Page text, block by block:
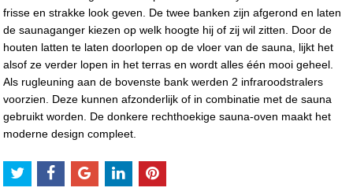
frisse en strakke look geven. De twee banken zijn afgerond en laten
de saunaganger kiezen op welk hoogte hij of zij wil zitten. Door de
houten latten te laten doorlopen op de vloer van de sauna, lijkt het
alsof ze verder lopen in het terras en wordt alles één mooi geheel.
Als rugleuning aan de bovenste bank werden 2 infraroodstralers
voorzien. Deze kunnen afzonderlijk of in combinatie met de sauna
gebruikt worden. De donkere rechthoekige sauna-oven maakt het
moderne design compleet.